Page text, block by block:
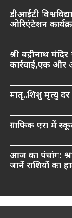
डीआईटी
ओरिएंटेशन
श्री बद्रीनाथ
कार्रवाई,एक
मातृ..शिशु मृत्यु
ग्राफिक एरा में
आज का पंचांग:
जानें राशियों का